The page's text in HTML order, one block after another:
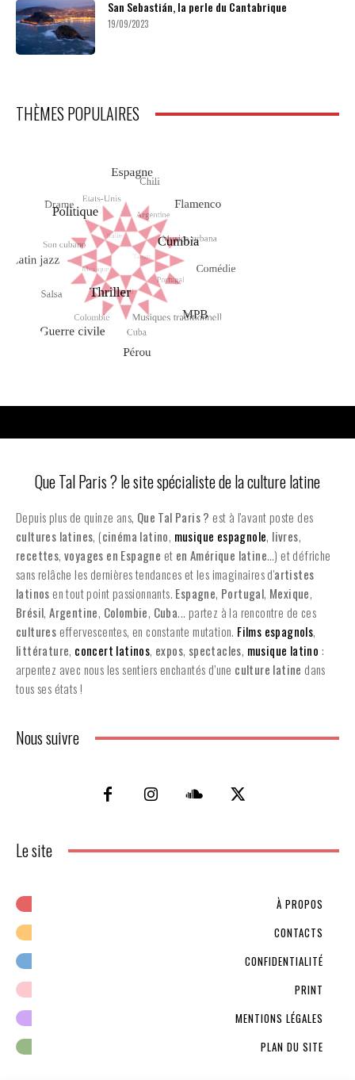
San Sebastián, la perle du Cantabrique
19/09/2023
THÈMES POPULAIRES
Que Tal Paris ? le site spécialiste de la culture latine
Depuis plus de quinze ans, Que Tal Paris ? est à l'avant poste des
cultures latines, (cinéma latino, musique espagnole, livres,
recettes,voyages en Espagne et en Amérique latine…) et défriche
sans relâche les dernières tendances et les imaginaires d'artistes
latinos en tout point passionnants. Espagne, Portugal, Mexique,
Brésil,Argentine, Colombie, Cuba... partez à la rencontre de ces
cultures effervescentes, en constante mutation. Films espagnols,
littérature, concert latinos, expos, spectacles, musique latino :
arpentez avec nous les sentiers enchantés d’une culture latine dans
tous ses états !
Nous suivre
Le site
À PROPOS
CONTACTS
CONFIDENTIALITÉ
PRINT
MENTIONS LÉGALES
PLAN DU SITE